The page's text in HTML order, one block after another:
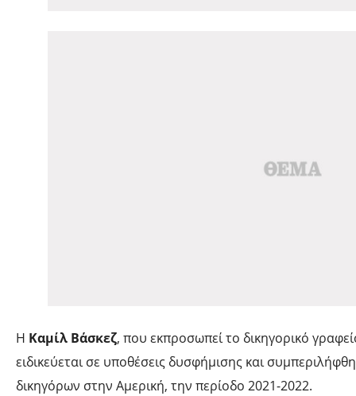
Η Καμίλ Βάσκεζ, που εκπροσωπεί το δικηγορικό
ειδικεύεται σε υποθέσεις δυσφήμισης και
δικηγόρων στην Αμερική, την περίοδο 2021-2022.